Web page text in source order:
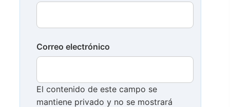
Correo electrónico
El contenido de este campo se
mantiene privado y no se mostrará